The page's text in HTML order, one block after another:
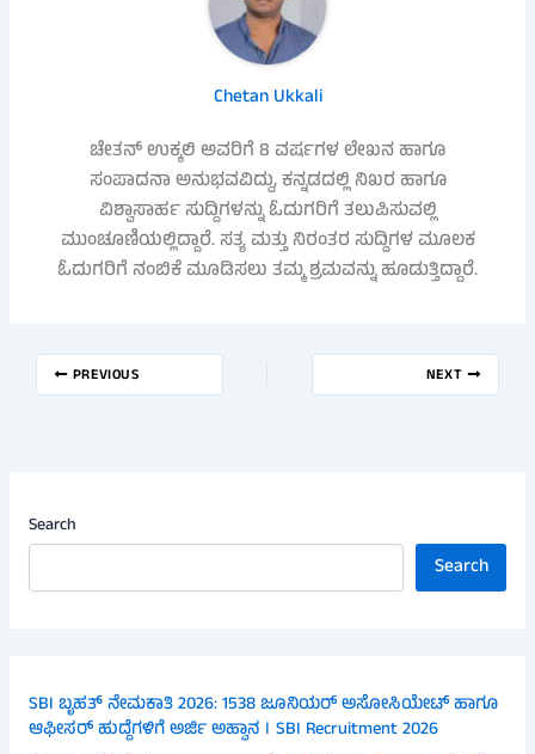
Chetan Ukkali
ಚೇತನ್ ಉಕ್ಕಲಿ ಅವರಿಗೆ 8 ವರ್ಷಗಳ ಲೇಖನ ಹಾಗೂ
ಸಂಪಾದನಾ ಅನುಭವವಿದ್ದು, ಕನ್ನಡದಲ್ಲಿ ನಿಖರ ಹಾಗೂ
ವಿಶ್ವಾಸಾರ್ಹ ಸುದ್ದಿಗಳನ್ನು ಓದುಗರಿಗೆ ತಲುಪಿಸುವಲ್ಲಿ
ಮುಂಚೂಣಿಯಲ್ಲಿದ್ದಾರೆ. ಸತ್ಯ ಮತ್ತು ನಿರಂತರ ಸುದ್ದಿಗಳ ಮೂಲಕ
ಓದುಗರಿಗೆ ನಂಬಿಕೆ ಮೂಡಿಸಲು ತಮ್ಮ ಶ್ರಮವನ್ನು ಹೂಡುತ್ತಿದ್ದಾರೆ.
PREVIOUS NEXT
Search
Search
SBI ಬೃಹತ್ ನೇಮಕಾತಿ 2026: 1538 ಜೂನಿಯರ್ ಅಸೋಸಿಯೇಟ್ ಹಾಗೂ
ಆಫೀಸರ್ ಹುದ್ದೆಗಳಿಗೆ ಅರ್ಜಿ ಅಹ್ವಾನ । SBI Recruitment 2026